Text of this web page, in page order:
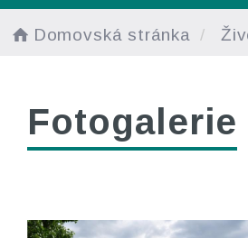
Domovská stránka
Fotogalerie